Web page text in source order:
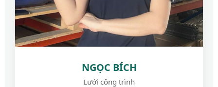
NGỌC BÍCH
Lưới công trình